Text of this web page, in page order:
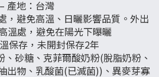
– 產地：台灣
，避免高溫、日曬影響品質。外出
溫處，避免在陽光下曝曬
保存，未開封保存2年
砂糖、克菲爾酸奶粉(脫脂奶粉、
出物、乳酸菌(已滅菌))、異麥芽寡